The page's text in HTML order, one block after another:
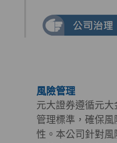
風險管理
元大證券遵循元
管理標準，確保
性。本公司針對